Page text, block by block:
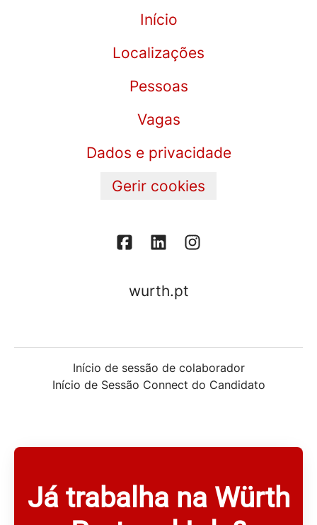
Início
Localizações
Pessoas
Vagas
Dados e privacidade
Gerir cookies
wurth.pt
Início de sessão de colaborador
Início de Sessão Connect do Candidato
Já trabalha na Würth